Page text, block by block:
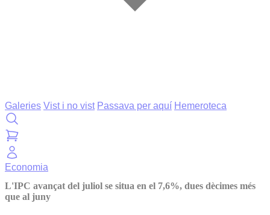
Galeries Vist i no vist Passava per aquí Hemeroteca
Economia
L'IPC avançat del juliol se situa en el 7,6%, dues dècimes més
que al juny